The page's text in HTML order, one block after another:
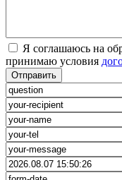
Я соглашаюсь на
принимаю условия